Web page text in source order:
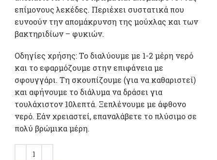
επίμονους λεκέδες. Περιέχει συστατικά που
ευνοούν την απομάκρυνση της μούχλας και των
βακτηριδίων – φυκιών.
Οδηγίες χρήσης: Το διαλύουμε με 1-2 μέρη νερό
και το εφαρμόζουμε στην επιφάνεια με
σφουγγάρι. Τη σκουπίζουμε (για να καθαριστεί)
και αφήνουμε το διάλυμα να δράσει για
τουλάχιστον 10λεπτά. Ξεπλένουμε με άφθονο
νερό. Εάν χρειαστεί, επαναλάβετε το πλύσιμο σε
πολύ βρώμικα μέρη.